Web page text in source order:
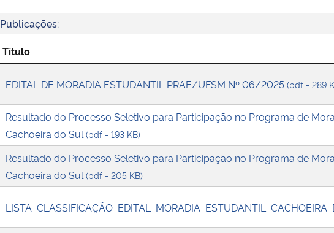
Publicações:
Título
EDITAL DE MORADIA ESTUDANTIL PRAE/UFSM Nº 06/2025 (pdf - 289
Resultado do Processo Seletivo para Participação no Programa de
Cachoeira do Sul (pdf - 193 KB)
Resultado do Processo Seletivo para Participação no Programa de
Cachoeira do Sul (pdf - 205 KB)